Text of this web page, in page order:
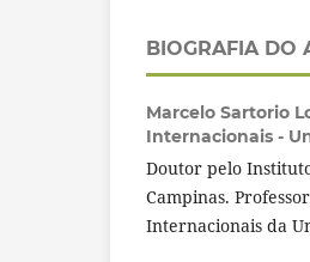
BIOGRAFIA DO
Marcelo Sartorio
Internacionais -
Doutor pelo
Campinas.
Internacionais da